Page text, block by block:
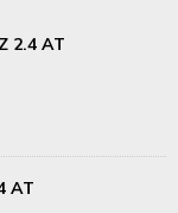
2.4 AT
AT